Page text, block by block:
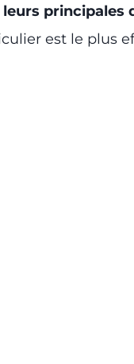
principales
est le plus